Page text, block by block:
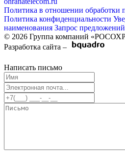
Политика в отношении обработки
Политика конфиденциальности
наименования Запрос предложений
© 2026 Группа компаний
Разработка сайта –
Написать письмо